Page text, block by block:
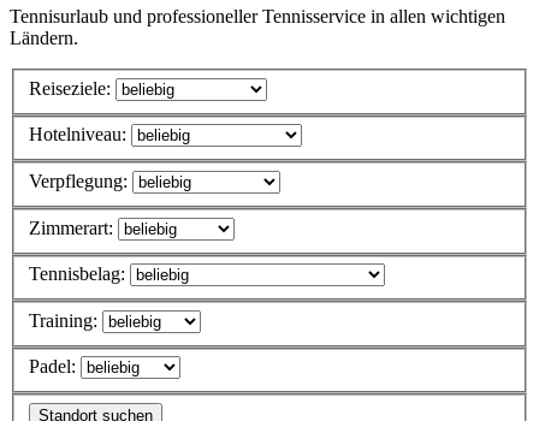
Tennisurlaub und professioneller Tennisservice in allen wichtigen
Ländern.
Reiseziele:
Hotelniveau:
Verpflegung:
Zimmerart:
Tennisbelag:
Training:
Padel: